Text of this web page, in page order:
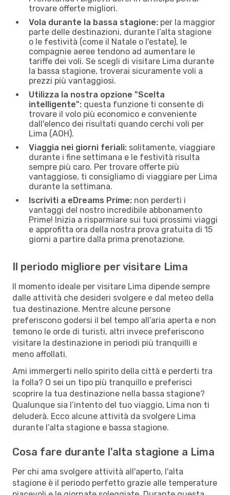
trovare offerte migliori.
Vola durante la bassa stagione: per la maggior
parte delle destinazioni, durante l’alta stagione
o le festività (come il Natale o l'estate), le
compagnie aeree tendono ad aumentare le
tariffe dei voli. Se scegli di visitare Lima durante
la bassa stagione, troverai sicuramente voli a
prezzi più vantaggiosi.
Utilizza la nostra opzione "Scelta
intelligente": questa funzione ti consente di
trovare il volo più economico e conveniente
dall'elenco dei risultati quando cerchi voli per
Lima (AOH).
Viaggia nei giorni feriali: solitamente, viaggiare
durante i fine settimana e le festività risulta
sempre più caro. Per trovare offerte più
vantaggiose, ti consigliamo di viaggiare per Lima
durante la settimana.
Iscriviti a eDreams Prime: non perderti i
vantaggi del nostro incredibile abbonamento
Prime! Inizia a risparmiare sui tuoi prossimi viaggi
e approfitta ora della nostra prova gratuita di 15
giorni a partire dalla prima prenotazione.
Il periodo migliore per visitare Lima
Il momento ideale per visitare Lima dipende sempre
dalle attività che desideri svolgere e dal meteo della
tua destinazione. Mentre alcune persone
preferiscono godersi il bel tempo all’aria aperta e non
temono le orde di turisti, altri invece preferiscono
visitare la destinazione in periodi più tranquilli e
meno affollati.
Ami immergerti nello spirito della città e perderti tra
la folla? O sei un tipo più tranquillo e preferisci
scoprire la tua destinazione nella bassa stagione?
Qualunque sia l’intento del tuo viaggio, Lima non ti
deluderà. Ecco alcune attività da svolgere Lima
durante l’alta stagione e bassa stagione.
Cosa fare durante l'alta stagione a Lima
Per chi ama svolgere attività all'aperto, l'alta
stagione è il periodo perfetto grazie alle temperature